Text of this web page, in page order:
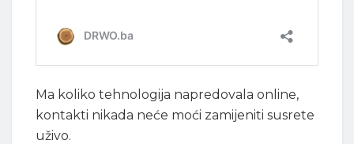
Ma koliko tehnologija napredovala online,
kontakti nikada neće moći zamijeniti susrete
uživo.